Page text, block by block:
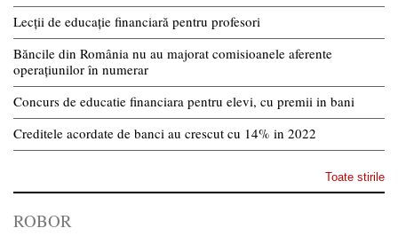
Lecții de educație financiară pentru profesori
Băncile din România nu au majorat comisioanele aferente
operațiunilor în numerar
Concurs de educatie financiara pentru elevi, cu premii in bani
Creditele acordate de banci au crescut cu 14% in 2022
Toate stirile
ROBOR